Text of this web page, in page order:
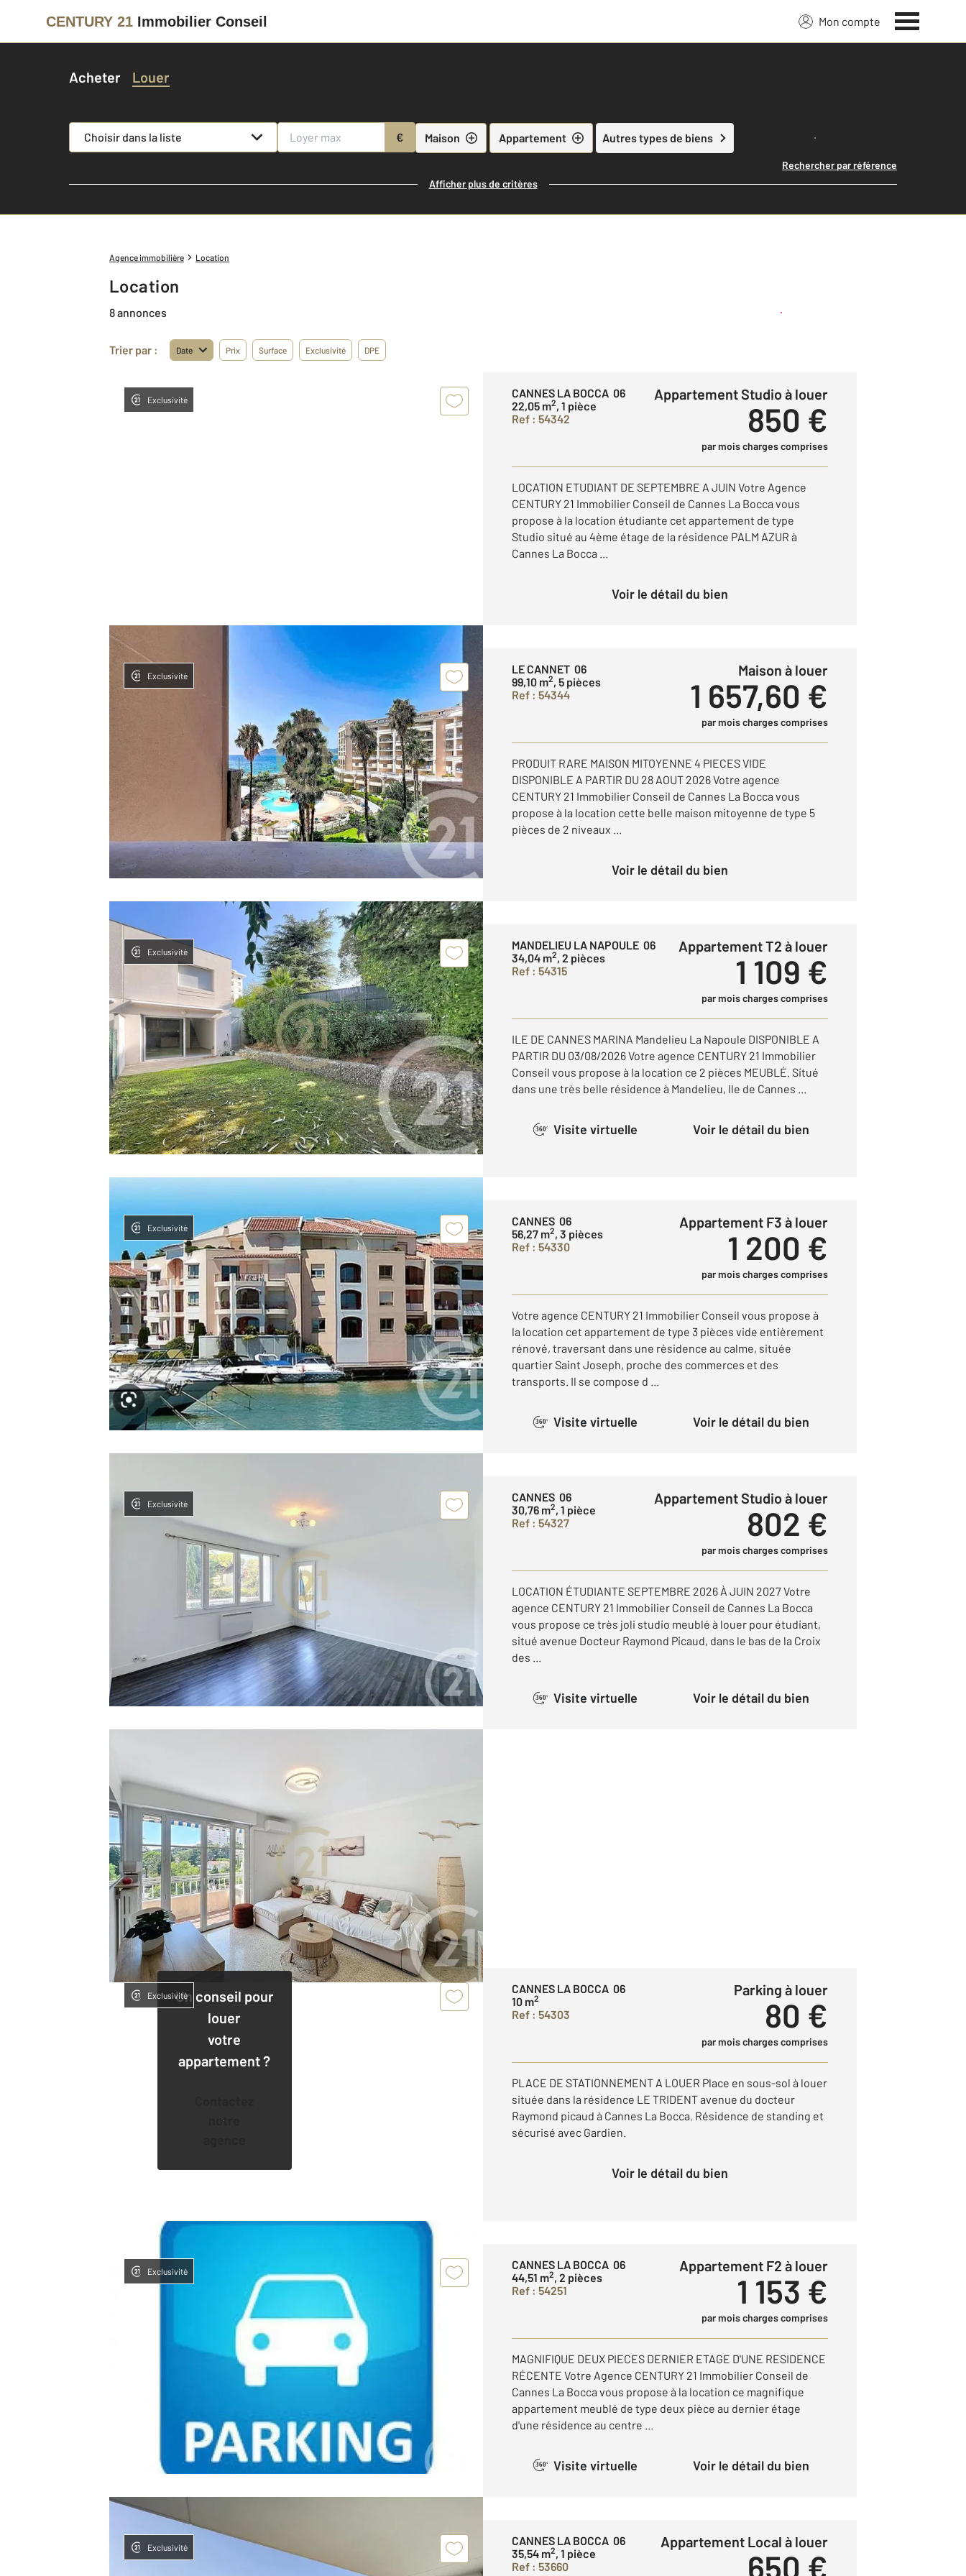
CENTURY 21 Immobilier Conseil Mon compte
Acheter Louer
Choisir dans la liste € Maison Appartement Autres types de biens Lancer ma recherche
Rechercher par référence
Afficher plus de critères
Agence immobilière Location
Location
8 annonces Créer une alerte
Trier par : Date Prix Surface Exclusivité DPE
Exclusivité
CANNES LA BOCCA 06
22,05 m2, 1 pièce
Ref : 54342
Appartement Studio à louer
850 €
par mois charges comprises
LOCATION ETUDIANT DE SEPTEMBRE A JUIN Votre Agence
CENTURY 21 Immobilier Conseil de Cannes La Bocca vous
propose à la location étudiante cet appartement de type
Studio situé au 4ème étage de la résidence PALM AZUR à
Cannes La Bocca ...
Voir le détail du bien
Exclusivité
LE CANNET 06
99,10 m2, 5 pièces
Ref : 54344
Maison à louer
1 657,60 €
par mois charges comprises
PRODUIT RARE MAISON MITOYENNE 4 PIECES VIDE
DISPONIBLE A PARTIR DU 28 AOUT 2026 Votre agence
CENTURY 21 Immobilier Conseil de Cannes La Bocca vous
propose à la location cette belle maison mitoyenne de type 5
pièces de 2 niveaux ...
Voir le détail du bien
Exclusivité
MANDELIEU LA NAPOULE 06
34,04 m2, 2 pièces
Ref : 54315
Appartement T2 à louer
1 109 €
par mois charges comprises
ILE DE CANNES MARINA Mandelieu La Napoule DISPONIBLE A
PARTIR DU 03/08/2026 Votre agence CENTURY 21 Immobilier
Conseil vous propose à la location ce 2 pièces MEUBLÉ. Situé
dans une très belle résidence à Mandelieu, Ile de Cannes ...
360° Visite virtuelle Voir le détail du bien
Exclusivité
CANNES 06
56,27 m2, 3 pièces
Ref : 54330
Appartement F3 à louer
1 200 €
par mois charges comprises
Votre agence CENTURY 21 Immobilier Conseil vous propose à
la location cet appartement de type 3 pièces vide entièrement
rénové, traversant dans une résidence au calme, située
quartier Saint Joseph, proche des commerces et des
transports. Il se compose d ...
360° Visite virtuelle Voir le détail du bien
Exclusivité
CANNES 06
30,76 m2, 1 pièce
Ref : 54327
Appartement Studio à louer
802 €
par mois charges comprises
LOCATION ÉTUDIANTE SEPTEMBRE 2026 À JUIN 2027 Votre
agence CENTURY 21 Immobilier Conseil de Cannes La Bocca
vous propose ce très joli studio meublé à louer pour étudiant,
situé avenue Docteur Raymond Picaud, dans le bas de la Croix
des ...
360° Visite virtuelle Voir le détail du bien
Un conseil pour
louer
votre
appartement ?
notre
Exclusivité
CANNES LA BOCCA 06
10 m2
Ref : 54303
Parking à louer
80 €
par mois charges comprises
PLACE DE STATIONNEMENT A LOUER Place en sous-sol à louer
située dans la résidence LE TRIDENT avenue du docteur
Raymond picaud à Cannes La Bocca. Résidence de standing et
sécurisé avec Gardien.
Voir le détail du bien
Exclusivité
CANNES LA BOCCA 06
44,51 m2, 2 pièces
Ref : 54251
Appartement F2 à louer
1 153 €
par mois charges comprises
MAGNIFIQUE DEUX PIECES DERNIER ETAGE D'UNE RESIDENCE
RÉCENTE Votre Agence CENTURY 21 Immobilier Conseil de
Cannes La Bocca vous propose à la location ce magnifique
appartement meublé de type deux pièce au dernier étage
d'une résidence au centre ...
360° Visite virtuelle Voir le détail du bien
Exclusivité
CANNES LA BOCCA 06
35,54 m2, 1 pièce
Ref : 53660
Appartement Local à louer
650 €